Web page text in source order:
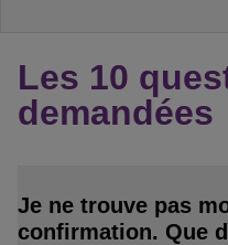
Les 10
demandées
Je ne trouve pas
confirmation. Que